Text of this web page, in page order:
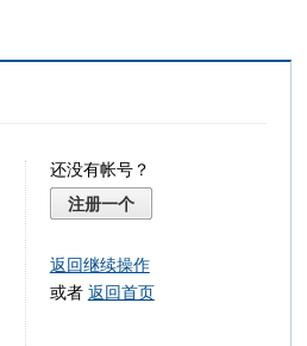
还没有帐号？
注册一个
返回继续操作
或者 返回首页